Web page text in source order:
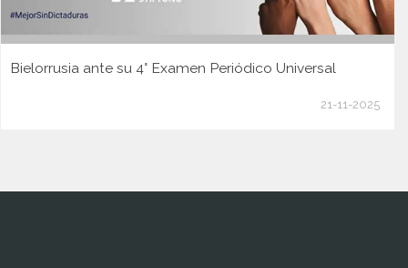
Bielorrusia ante su 4° Examen Periódico Universal
21-11-2025